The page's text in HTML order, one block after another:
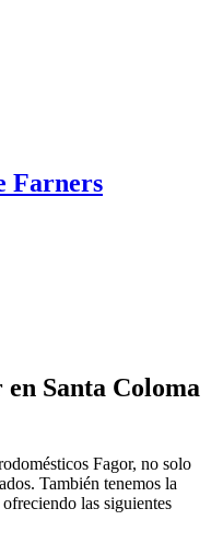
Farners
Santa Coloma
Fagor, no solo
También tenemos la
las siguientes